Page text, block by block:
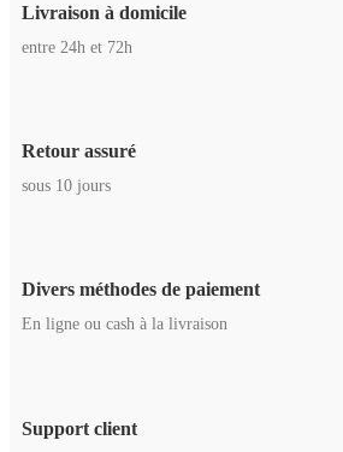
Livraison à domicile
entre 24h et 72h
Retour assuré
sous 10 jours
Divers méthodes de paiement
En ligne ou cash à la livraison
Support client